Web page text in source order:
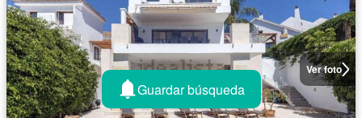
Ver foto
Guardar búsqueda